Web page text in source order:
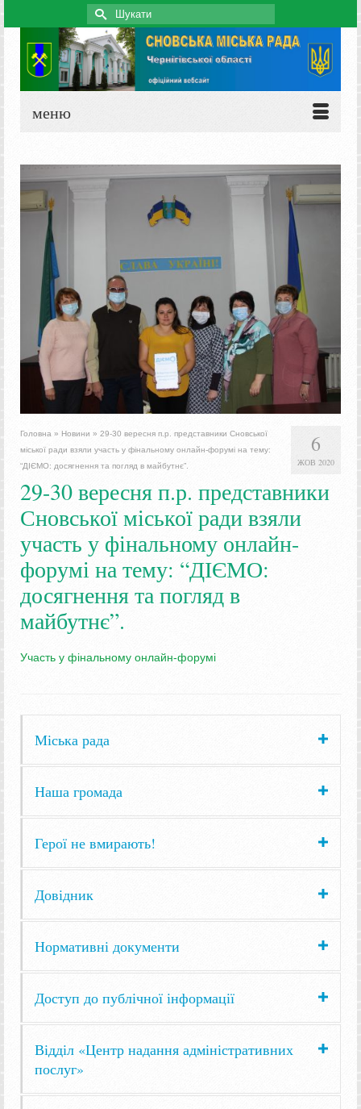
Search
for:
меню
6
ЖОВ 2020
Головна » Новини » 29-30 вересня п.р. представники Сновської
міської ради взяли участь у фінальному онлайн-форумі на тему:
“ДІЄМО: досягнення та погляд в майбутнє”.
29-30 вересня п.р. представники
Сновської міської ради взяли
участь у фінальному онлайн-
форумі на тему: “ДІЄМО:
досягнення та погляд в
майбутнє”.
Участь у фінальному онлайн-форумі
Міська рада
Наша громада
Герої не вмирають!
Довідник
Нормативні документи
Доступ до публічної інформації
Відділ «Центр надання адміністративних
послуг»